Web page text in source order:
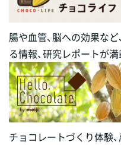
腸や血管、脳への効果な
る情報、研究レポートが満
チョコレートづくり体験